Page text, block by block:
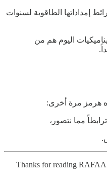
إمداداتها الطاقوية لسنوات
اليوم هم من
هرمز مرة أخرى:
مما نتصور،
Thanks for reading